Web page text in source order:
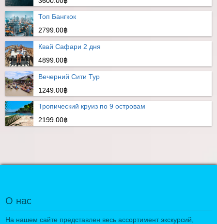
Топ Бангкок
2799.00฿
Квай Сафари 2 дня
4899.00฿
Вечерний Сити Тур
1249.00฿
Тропический круиз по 9 островам
2199.00฿
О нас
На нашем сайте представлен весь ассортимент экскурсий,